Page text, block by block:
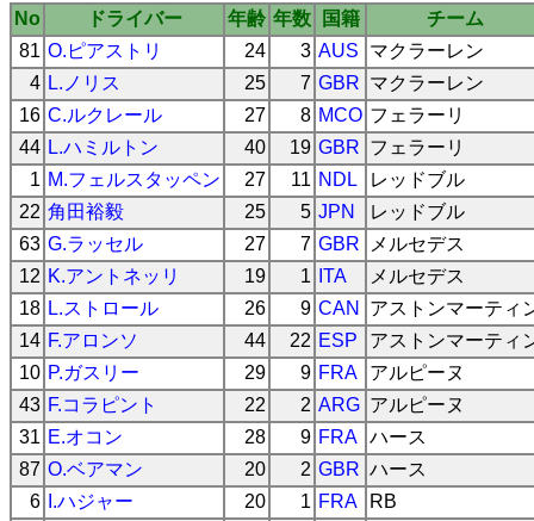
No ドライバー 年齢 年数 国籍
チーム
81 O.ピアストリ 24 3 AUS
マクラーレン
4 L.ノリス 25 7 GBR マクラーレン
16 C.ルクレール 27 8 MCO フェラーリ
44 L.ハミルトン 40 19 GBR フェラーリ
1 M.フェルスタッペン 27 11 NDL
レッドブル
22 角田裕毅 25 5 JPN
レッドブル
63 G.ラッセル 27 7 GBR
メルセデス
12 K.アントネッリ 19 1 ITA
メルセデス
18 L.ストロール 26 9 CAN
アストンマーティ
14 F.アロンソ 44 22 ESP
アストンマーティ
10 P.ガスリー 29 9 FRA
アルピーヌ
43 F.コラピント 22 2 ARG アルピーヌ
31 E.オコン 28 9 FRA ハース
87 O.ベアマン 20 2 GBR ハース
6
I.ハジャー 20 1 FRA
RB